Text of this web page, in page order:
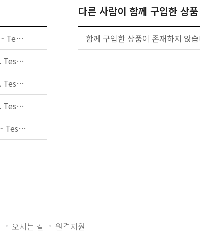
NF EN ISO 105-N01:1995 - Textiles - Tests for colour fastness - Part N01: Colour fastness to bleaching: Hypochlorite (ISO 105-N01:1993)
NF EN ISO 105-N04:1995 - Textiles. Tests for colour fastness. Part N04 : colour fastness to bleaching : sodium chlorite (severe).
NF EN ISO 105-N05:1995 - Textiles. Tests for colour fastness. Part N05 : colour fastness to stoving.
NF EN ISO 105-N03:1995 - Textiles. Tests for colour fastness. Part N03 : colour fastness to bleaching : sodium chlorite (mild).
NF EN ISO 105-P01:1995 - Textiles - Tests for colour fastness - Part P01: Colour fastness to dry heat (excluding pressing) (ISO 105-P01:1993)
다른 사람이 함께 구입한 상품
함께 구입한 상품이 존재하지 않
오시는 길 원격지원